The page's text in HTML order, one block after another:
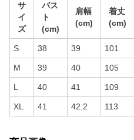
サ
イ
ズ
バス
ト
(cm)
肩幅
(cm)
着丈
(cm)
S 38 39 101
M 39 40 105
L 40 41 109
XL 41 42.2 113